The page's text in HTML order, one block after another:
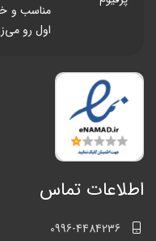
مناسب و
اول رو
اطلاعات تماس
0996-4484236